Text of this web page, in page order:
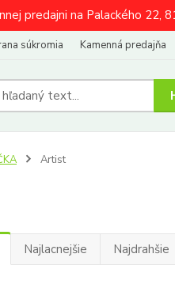
predajni na Palackého 22,
súkromia Kamenná predajňa
Artist
Najlacnejšie Najdrahšie